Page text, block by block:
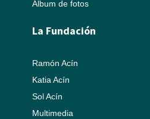
Álbum de fotos
La Fundación
Ramón Acín
Katia Acín
Sol Acín
Multimedia